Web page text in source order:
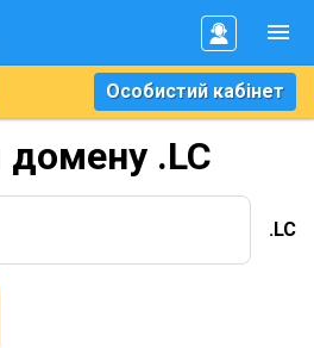
Особистий кабінет
домену .LC
.LC